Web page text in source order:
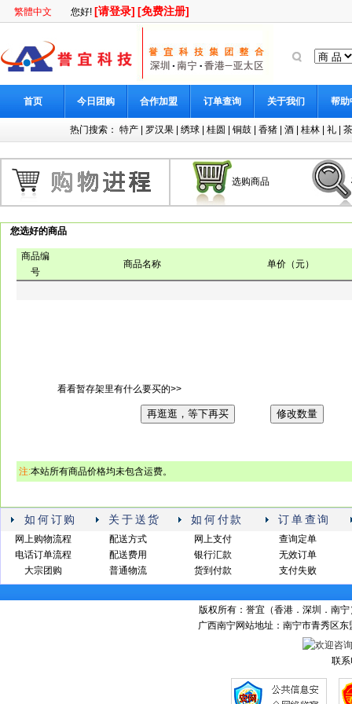
繁體中文 您好! [请登录] [免费注册]
首页 今日团购 合作加盟 订单查询 关于我们 帮助
热门搜索： 特产 罗汉果 绣球 桂圆 铜鼓 香猪 酒 桂林 礼 茶
选购商品
您选好的商品
商品编
号
商品名称 单价（元）
看看暂存架里有什么要买的>>
再逛逛，等下再买 修改数量
注:本站所有商品价格均未包含运费。
如何订购 关于送货 如何付款 订单查询
网上购物流程
电话订单流程
大宗团购
配送方式
配送费用
普通物流
网上支付
银行汇款
货到付款
查询定单
无效订单
支付失败
版权所有：誉宜（香港．深圳．南
广西南宁网站地址：南宁市青秀区
联